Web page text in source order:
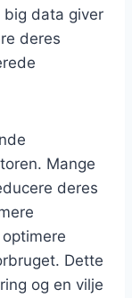
big data giver
deres
Mange
deres
Dette
og en vilje